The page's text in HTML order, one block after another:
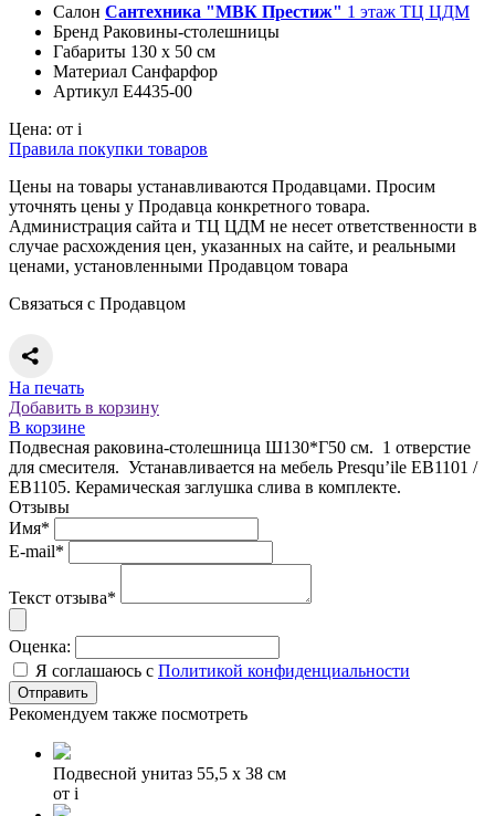
Салон Сантехника "МВК Престиж" 1 этаж ТЦ ЦДМ
Бренд Раковины-столешницы
Габариты 130 x 50 см
Материал Санфарфор
Артикул E4435-00
Цена: от i
Правила покупки товаров
Цены на товары устанавливаются Продавцами. Просим
уточнять цены у Продавца конкретного товара.
Администрация сайта и ТЦ ЦДМ не несет ответственности в
случае расхождения цен, указанных на сайте, и реальными
ценами, установленными Продавцом товара
Связаться с Продавцом
На печать
Добавить в корзину
В корзине
Подвесная раковина-столешница Ш130*Г50 см. 1 отверстие
для смесителя. Устанавливается на мебель Presqu’ile EB1101 /
EB1105. Керамическая заглушка слива в комплекте.
Отзывы
Имя*
E-mail*
Текст отзыва*
Оценка:
Я соглашаюсь с Политикой конфиденциальности
Рекомендуем также посмотреть
Подвесной унитаз 55,5 x 38 см
от i